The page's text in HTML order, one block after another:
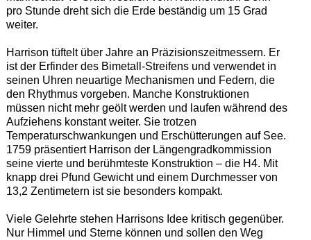
pro Stunde dreht sich die Erde beständig um 15 Grad
weiter.
Harrison tüftelt über Jahre an Präzisionszeitmessern. Er
ist der Erfinder des Bimetall-Streifens und verwendet in
seinen Uhren neuartige Mechanismen und Federn, die
den Rhythmus vorgeben. Manche Konstruktionen
müssen nicht mehr geölt werden und laufen während des
Aufziehens konstant weiter. Sie trotzen
Temperaturschwankungen und Erschütterungen auf See.
1759 präsentiert Harrison der Längengradkommission
seine vierte und berühmteste Konstruktion – die H4. Mit
knapp drei Pfund Gewicht und einem Durchmesser von
13,2 Zentimetern ist sie besonders kompakt.
Viele Gelehrte stehen Harrisons Idee kritisch gegenüber.
Nur Himmel und Sterne können und sollen den Weg